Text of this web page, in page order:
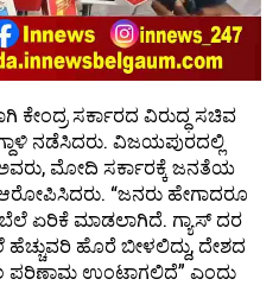
ಸರ್ಕಾರದ ವಿರುದ್ಧ ಸಚಿವ
ನಡೆಸಿದರು. ವಿಜಯಪುರದಲ್ಲಿ
ಮೋದಿ ಸರ್ಕಾರಕ್ಕೆ ಜನತೆಯ
ಆರೋಪಿಸಿದರು. “ಜನರು ಹೇಗಾದರೂ
ಏರಿಕೆ ಮಾಡಲಾಗಿದೆ. ಗ್ಯಾಸ್ ದರ
ಹೊರೆ ಬೀಳಲಿದ್ದು, ದೇಶದ
ಉಂಟಾಗಲಿದೆ” ಎಂದು